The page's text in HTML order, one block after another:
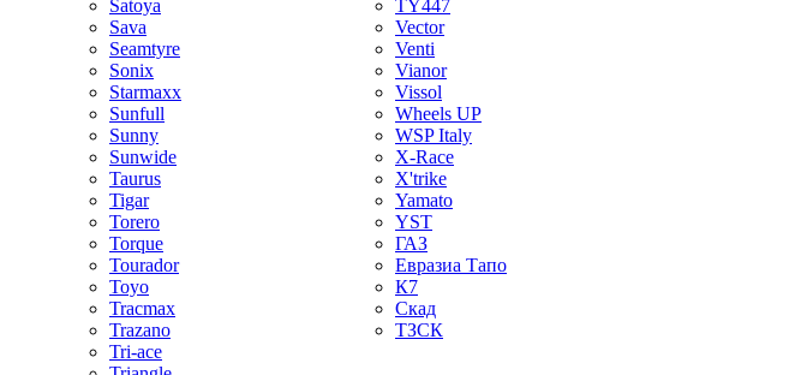
Satoya
Sava
Seamtyre
Sonix
Starmaxx
Sunfull
Sunny
Sunwide
Taurus
Tigar
Torero
Torque
Tourador
Toyo
Tracmax
Trazano
Tri-ace
TY447
Vector
Venti
Vianor
Vissol
Wheels UP
WSP Italy
X-Race
X'trike
Yamato
YST
ГАЗ
Евразиа Тапо
К7
Скад
ТЗСК